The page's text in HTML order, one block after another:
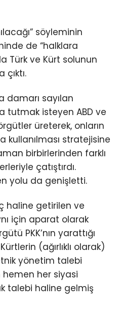
söyleminin
de “halklara
Türk ve Kürt solunun
damarı sayılan
tutmak isteyen ABD ve
üreterek, onların
stratejisine
birbirlerinden farklı
çatıştırdı.
yolu da genişletti.
haline getirilen ve
için aparat olarak
PKK’nın yarattığı
(ağırlıklı olarak)
yönetim talebi
her siyasi
talebi haline gelmiş